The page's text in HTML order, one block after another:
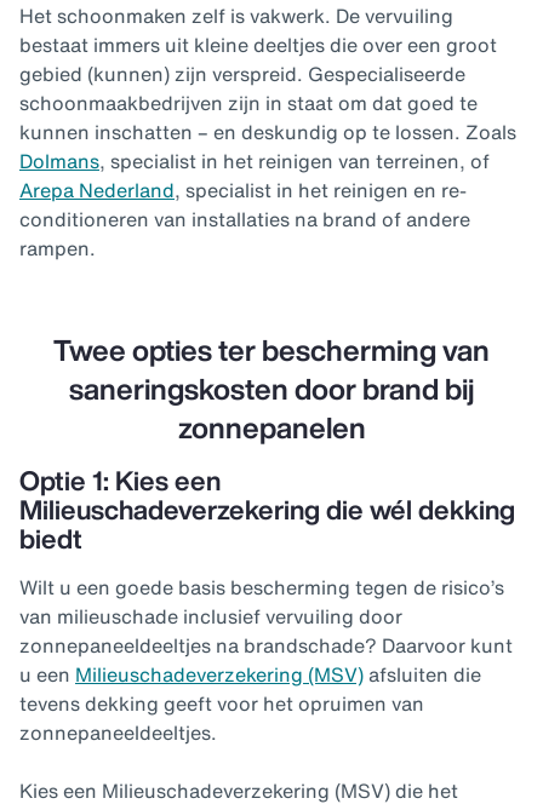
Het schoonmaken zelf is vakwerk. De vervuiling
bestaat immers uit kleine deeltjes die over een groot
gebied (kunnen) zijn verspreid. Gespecialiseerde
schoonmaakbedrijven zijn in staat om dat goed te
kunnen inschatten – en deskundig op te lossen. Zoals
Dolmans, specialist in het reinigen van terreinen, of
Arepa Nederland, specialist in het reinigen en re-
conditioneren van installaties na brand of andere
rampen.
Twee opties ter bescherming van
saneringskosten door brand bij
zonnepanelen
Optie 1: Kies een
Milieuschadeverzekering die wél dekking
biedt
Wilt u een goede basis bescherming tegen de risico’s
van milieuschade inclusief vervuiling door
zonnepaneeldeeltjes na brandschade? Daarvoor kunt
u een Milieuschadeverzekering (MSV) afsluiten die
tevens dekking geeft voor het opruimen van
zonnepaneeldeeltjes.
Kies een Milieuschadeverzekering (MSV) die het